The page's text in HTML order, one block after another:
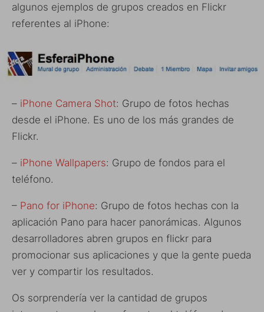
algunos ejemplos de grupos creados en Flickr
referentes al iPhone:
– iPhone Camera Shot: Grupo de fotos hechas
desde el iPhone. Es uno de los más grandes de
Flickr.
– iPhone Wallpapers: Grupo de fondos para el
teléfono.
– Pano for iPhone: Grupo de fotos hechas con la
aplicación Pano para hacer panorámicas. Algunos
desarrolladores abren grupos en flickr para
promocionar sus aplicaciones y que la gente pueda
ver y compartir los resultados.
Os sorprendería ver la cantidad de grupos